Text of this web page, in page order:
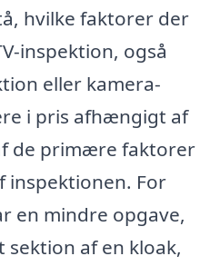
hvilke faktorer der
inspektion, også
eller kamera-
i pris afhængigt af
de primære faktorer
inspektionen. For
en mindre opgave,
sektion af en kloak,